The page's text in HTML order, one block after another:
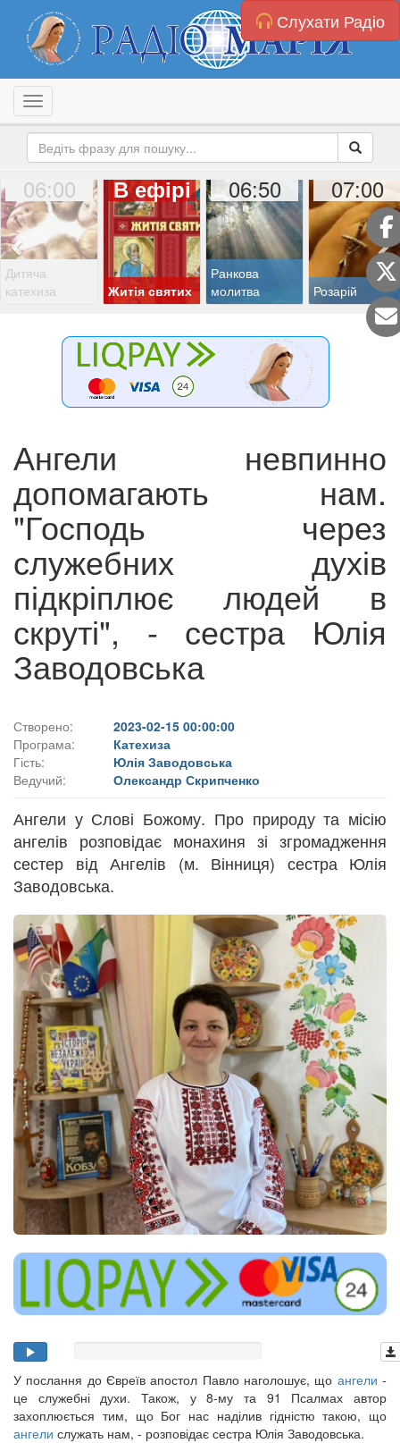
Слухати Радіо
Toggle navigation
06:00
Дитяча
катехиза
В ефірі
Житія святих
06:50
Ранкова
молитва
07:00
Розарій
Ангели невпинно
допомагають нам.
"Господь через
служебних духів
підкріплює людей в
скруті", - сестра Юлія
Заводовська
Створено:
2023-02-15 00:00:00
Програма:
Катехиза
Гість:
Юлія Заводовська
Ведучий:
Олександр Скрипченко
Ангели у Слові Божому. Про природу та місію
ангелів розповідає монахиня зі згромадження
сестер від Ангелів (м. Вінниця) сестра Юлія
Заводовська.
У послання до Євреїв апостол Павло наголошує, що ангели -
це служебні духи. Також, у 8-му та 91 Псалмах автор
захоплюється тим, що Бог нас наділив гідністю такою, що
ангели служать нам, - розповідає сестра Юлія Заводовська.